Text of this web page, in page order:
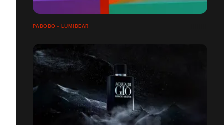
PABOBO - LUMIBEAR